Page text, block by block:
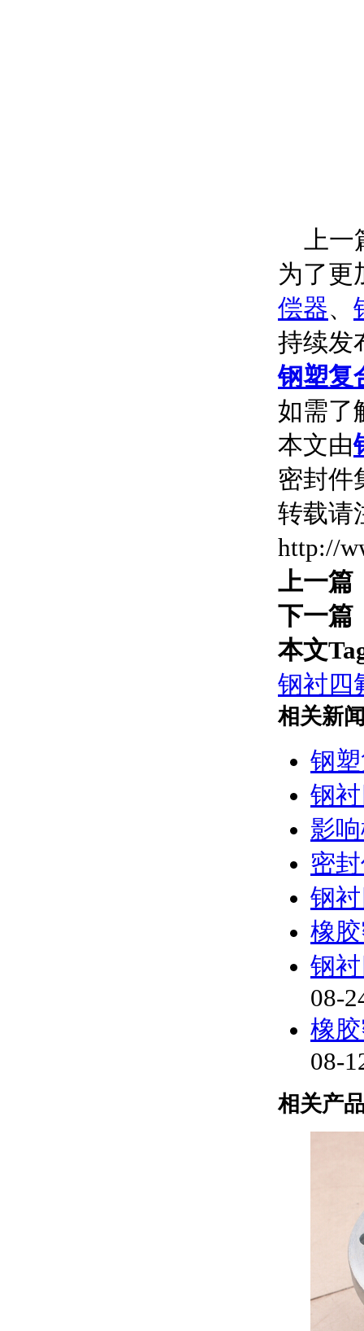
上一
为了更
偿器、
持续发
钢塑复
如需了
本文由
密封件
转载请
http://
上一篇
下一篇
本文
钢衬四
相关新
钢
钢
影
密
钢
橡
钢
08-
橡
08-
相关产